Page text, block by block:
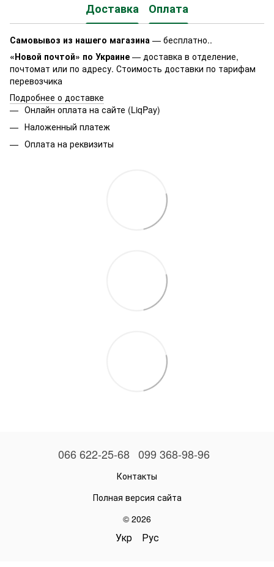
Доставка Оплата
Самовывоз из нашего магазина — бесплатно..
«Новой почтой» по Украине — доставка в отделение,
почтомат или по адресу. Стоимость доставки по тарифам
перевозчика
Подробнее о доставке
Онлайн оплата на сайте (LiqPay)
Наложенный платеж
Оплата на реквизиты
066 622-25-68 099 368-98-96
Контакты
Полная версия сайта
© 2026
Укр Рус